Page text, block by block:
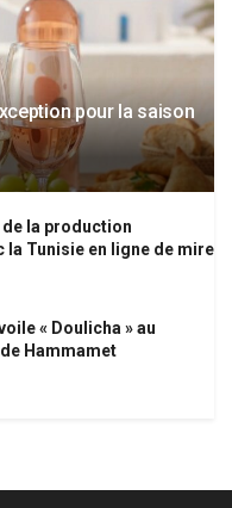
pour la saison
de la production
la Tunisie en ligne de mire
« Doulicha » au
Hammamet